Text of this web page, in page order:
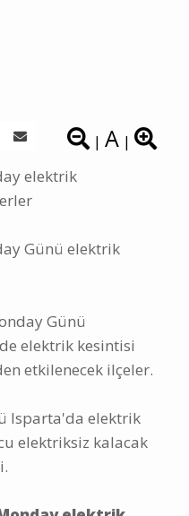
| A |
elektrik
Günü elektrik
Günü
elektrik kesintisi
etkilenecek ilçeler.
Isparta'da elektrik
elektriksiz kalacak